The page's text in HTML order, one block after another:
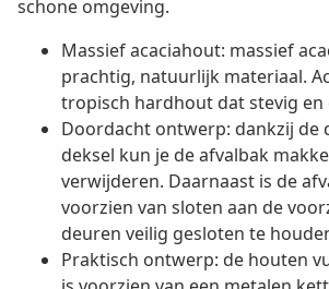
schone omgeving.
Massief acaciahout: massief
prachtig, natuurlijk materiaal.
tropisch hardhout dat stevig en
Doordacht ontwerp: dankzij de
deksel kun je de afvalbak
verwijderen. Daarnaast is de
voorzien van sloten aan de
deuren veilig gesloten te
Praktisch ontwerp: de houten